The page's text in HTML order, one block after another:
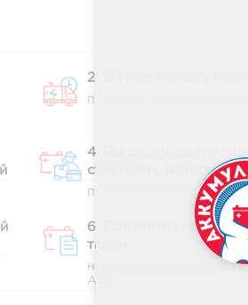
2. В течение часа
привезут к вашему
4. Вы оплачиваете
стоимость нового АКБ
получаете гарантийный
6. Получите
талон
на весь срок службы
АКБ